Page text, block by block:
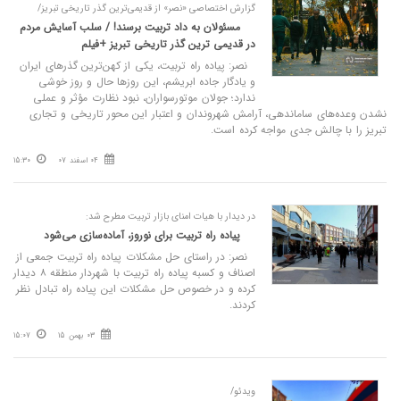
گزارش اختصاصی «نصر» از قدیمی‌ترین گذر تاریخی تبریز/
مسئولان به داد تربیت برسند! / سلب آسایش مردم
در قدیمی‌ ترین گذر تاریخی تبریز +فیلم
نصر: پیاده‌ راه تربیت، یکی از کهن‌ترین گذرهای ایران
و یادگار جاده ابریشم، این روزها حال و روز خوشی
ندارد؛ جولان موتورسواران، نبود نظارت مؤثر و عملی
نشدن وعده‌های ساماندهی، آرامش شهروندان و اعتبار این محور تاریخی و تجاری
تبریز را با چالش جدی مواجه کرده است.
04 اسفند 07 15:30
در دیدار با هیات امنای بازار تربیت مطرح شد:
پیاده راه تربیت برای نوروز، آماده‌سازی می‌شود
نصر: در راستای حل مشکلات پیاده راه تربیت جمعی از
اصناف و کسبه پیاده راه تربیت با شهردار منطقه ۸ دیدار
کرده و در خصوص حل مشکلات این پیاده راه تبادل نظر
کردند.
03 بهمن 15 15:07
ویدئو/